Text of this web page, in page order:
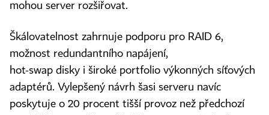
mohou server rozšiřovat.
Škálovatelnost zahrnuje podporu pro RAID 6,
možnost redundantního napájení,
hot-swap disky i široké portfolio výkonných síťových
adaptérů. Vylepšený návrh šasi serveru navíc
poskytuje o 20 procent tišší provoz než předchozí